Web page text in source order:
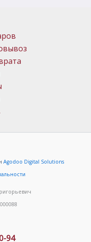
Agodoo Digital Solutions
94